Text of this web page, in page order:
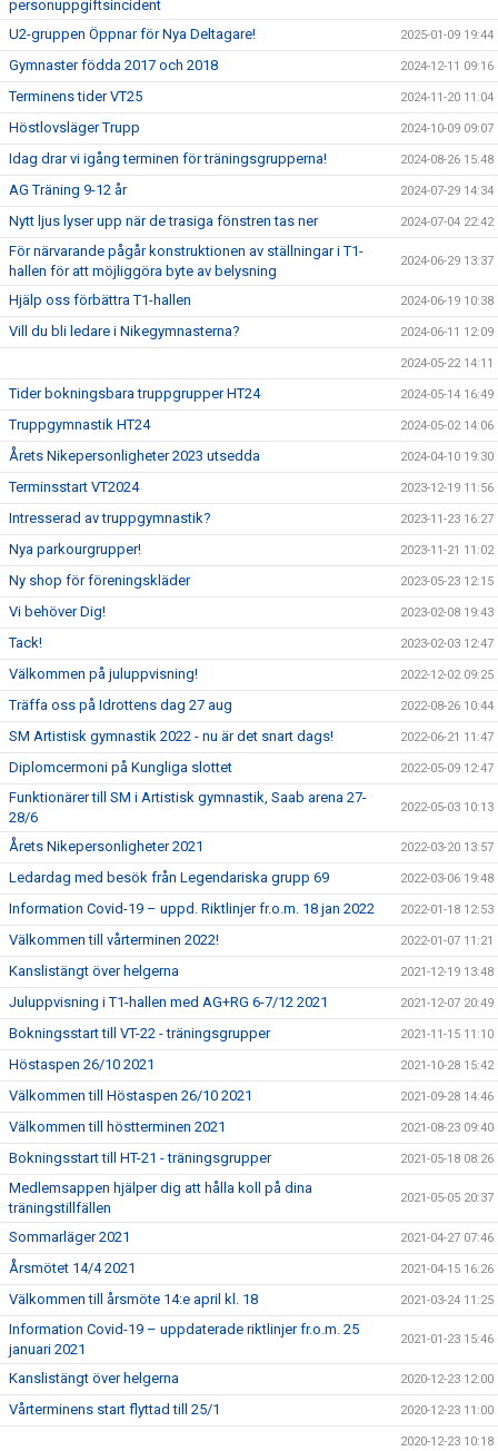
personuppgiftsincident
U2-gruppen Öppnar för Nya Deltagare! 2025-01-09 19:44
Gymnaster födda 2017 och 2018 2024-12-11 09:16
Terminens tider VT25 2024-11-20 11:04
Höstlovsläger Trupp 2024-10-09 09:07
Idag drar vi igång terminen för träningsgrupperna! 2024-08-26 15:48
AG Träning 9-12 år 2024-07-29 14:34
Nytt ljus lyser upp när de trasiga fönstren tas ner 2024-07-04 22:42
För närvarande pågår konstruktionen av ställningar i T1-
hallen för att möjliggöra byte av belysning
2024-06-29 13:37
Hjälp oss förbättra T1-hallen 2024-06-19 10:38
Vill du bli ledare i Nikegymnasterna? 2024-06-11 12:09
2024-05-22 14:11
Tider bokningsbara truppgrupper HT24 2024-05-14 16:49
Truppgymnastik HT24 2024-05-02 14:06
Årets Nikepersonligheter 2023 utsedda 2024-04-10 19:30
Terminsstart VT2024 2023-12-19 11:56
Intresserad av truppgymnastik? 2023-11-23 16:27
Nya parkourgrupper! 2023-11-21 11:02
Ny shop för föreningskläder 2023-05-23 12:15
Vi behöver Dig! 2023-02-08 19:43
Tack! 2023-02-03 12:47
Välkommen på juluppvisning! 2022-12-02 09:25
Träffa oss på Idrottens dag 27 aug 2022-08-26 10:44
SM Artistisk gymnastik 2022 - nu är det snart dags! 2022-06-21 11:47
Diplomcermoni på Kungliga slottet 2022-05-09 12:47
Funktionärer till SM i Artistisk gymnastik, Saab arena 27-
28/6
2022-05-03 10:13
Årets Nikepersonligheter 2021 2022-03-20 13:57
Ledardag med besök från Legendariska grupp 69 2022-03-06 19:48
Information Covid-19 – uppd. Riktlinjer fr.o.m. 18 jan 2022 2022-01-18 12:53
Välkommen till vårterminen 2022! 2022-01-07 11:21
Kanslistängt över helgerna 2021-12-19 13:48
Juluppvisning i T1-hallen med AG+RG 6-7/12 2021 2021-12-07 20:49
Bokningsstart till VT-22 - träningsgrupper 2021-11-15 11:10
Höstaspen 26/10 2021 2021-10-28 15:42
Välkommen till Höstaspen 26/10 2021 2021-09-28 14:46
Välkommen till höstterminen 2021 2021-08-23 09:40
Bokningsstart till HT-21 - träningsgrupper 2021-05-18 08:26
Medlemsappen hjälper dig att hålla koll på dina
träningstillfällen
2021-05-05 20:37
Sommarläger 2021 2021-04-27 07:46
Årsmötet 14/4 2021 2021-04-15 16:26
Välkommen till årsmöte 14:e april kl. 18 2021-03-24 11:25
Information Covid-19 – uppdaterade riktlinjer fr.o.m. 25
januari 2021
2021-01-23 15:46
Kanslistängt över helgerna 2020-12-23 12:00
Vårterminens start flyttad till 25/1 2020-12-23 11:00
2020-12-23 10:18